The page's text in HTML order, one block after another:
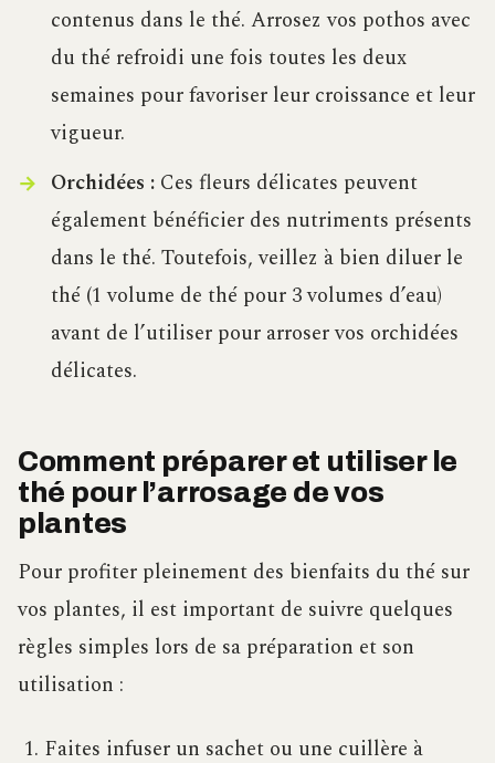
contenus dans le thé. Arrosez vos pothos avec
du thé refroidi une fois toutes les deux
semaines pour favoriser leur croissance et leur
vigueur.
Orchidées :Ces fleurs délicates peuvent
également bénéficier des nutriments présents
dans le thé. Toutefois, veillez à bien diluer le
thé (1 volume de thé pour 3 volumes d’eau)
avant de l’utiliser pour arroser vos orchidées
délicates.
Comment préparer et utiliser le
thé pour l’arrosage de vos
plantes
Pour profiter pleinement des bienfaits du thé sur
vos plantes, il est important de suivre quelques
règles simples lors de sa préparation et son
utilisation :
Faites infuser un sachet ou une cuillère à